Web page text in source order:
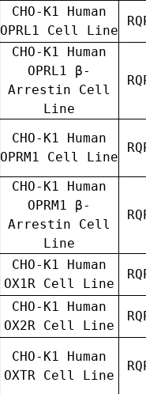
CHO-K1 Human
OPRL1 Cell Line
CHO-K1 Human
OPRL1 β-
Arrestin Cell
Line
CHO-K1 Human
OPRM1 Cell Line
CHO-K1 Human
OPRM1 β-
Arrestin Cell
Line
CHO-K1 Human
OX1R Cell Line
CHO-K1 Human
OX2R Cell Line
CHO-K1 Human
OXTR Cell Line